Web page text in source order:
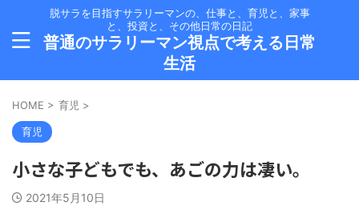
脱サラを目指すサラリーマンの、仕事と、育児と、家事
と、投資と、その他日常の日記
普通のサラリーマン視点で考える日常
生活
HOME > 育児 >
育児
小さな子どもでも、あごの力は凄い。
2021年5月10日